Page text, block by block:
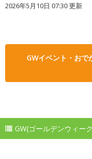
2026年5月10日 07:30 更新
GWイベント・おで
GW(ゴールデンウィー